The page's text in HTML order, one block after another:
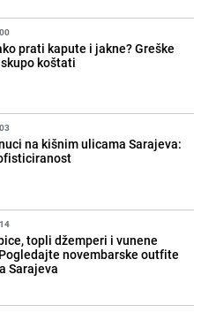
prati kapute i jakne? Greške
koštati
na kišnim ulicama Sarajeva:
topli džemperi i vunene
novembarske outfite
Sarajeva